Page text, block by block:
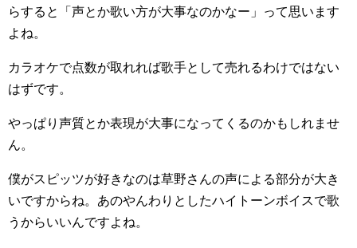
らすると「声とか歌い方が大事なのかなー」って思います
よね。
カラオケで点数が取れれば歌手として売れるわけではない
はずです。
やっぱり声質とか表現が大事になってくるのかもしれませ
ん。
僕がスピッツが好きなのは草野さんの声による部分が大き
いですからね。あのやんわりとしたハイトーンボイスで歌
うからいいんですよね。